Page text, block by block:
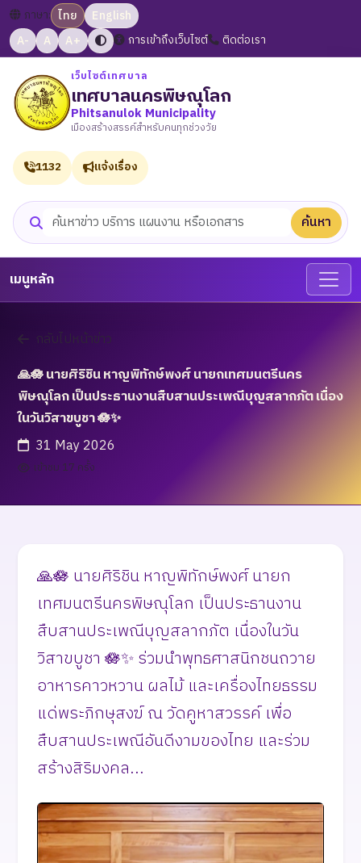
ภาษา: ไทย
English
A-
A A+ การเข้าถึงเว็บไซต์ ติดต่อเรา
เว็บไซต์เทศบาล
เทศบาลนครพิษณุโลก
Phitsanulok Municipality
เมืองสร้างสรรค์สำหรับคนทุกช่วงวัย
ค้นหาเว็บไซต์ ค้นหา
1132 แจ้งเรื่อง
เมนูหลัก
กลับไปหน้าข่าว
🙏🪷 นายศิริชิน หาญพิทักษ์พงศ์ นายกเทศมนตรีนคร
พิษณุโลก เป็นประธานงานสืบสานประเพณีบุญสลากภัต เนื่อง
ในวันวิสาขบูชา 🪷✨
31 May 2026
เข้าชม 17 ครั้ง
🙏🪷 นายศิริชิน หาญพิทักษ์พงศ์ นายก
เทศมนตรีนครพิษณุโลก เป็นประธานงาน
สืบสานประเพณีบุญสลากภัต เนื่องในวัน
วิสาขบูชา 🪷✨ ร่วมนำพุทธศาสนิกชนถวาย
อาหารคาวหวาน ผลไม้ และเครื่องไทยธรรม
แด่พระภิกษุสงฆ์ ณ วัดคูหาสวรรค์ เพื่อ
สืบสานประเพณีอันดีงามของไทย และร่วม
สร้างสิริมงคล...